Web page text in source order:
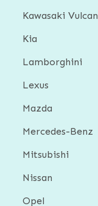
Kawasaki Vulcan
Kia
Lamborghini
Lexus
Mazda
Mercedes-Benz
Mitsubishi
Nissan
Opel